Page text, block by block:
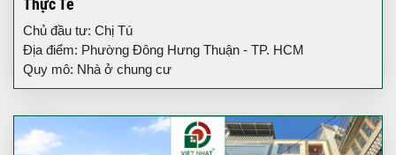
Thực Tế
Chủ đầu tư: Chị Tú
Địa điểm: Phường Đông Hưng Thuận - TP. HCM
Quy mô: Nhà ở chung cư